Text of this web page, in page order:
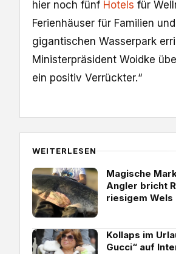
hier noch fünf Hotels für
Ferienhäuser für Familien
gigantischen Wasserpark
Ministerpräsident Woidke
ein positiv Verrückter.“
WEITERLESEN
Magische
Angler bricht
riesigem Wels
Kollaps im
Gucci“ auf